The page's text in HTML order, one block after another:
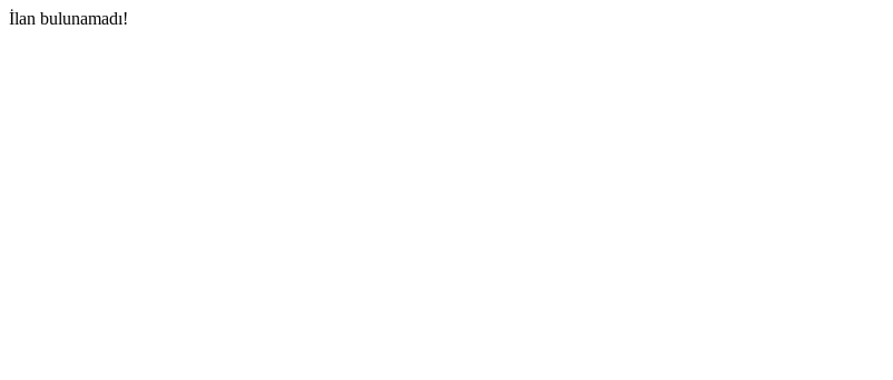
İlan bulunamadı!